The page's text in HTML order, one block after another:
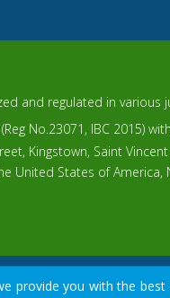
and regulated in various
(Reg No.23071, IBC 2015)
Kingstown, Saint
United States of
provide you with the